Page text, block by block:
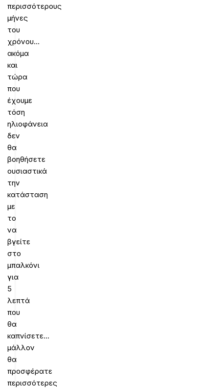
περισσότερους
μήνες
του
χρόνου…
ακόμα
και
τώρα
που
έχουμε
τόση
ηλιοφάνεια
δεν
θα
βοηθήσετε
ουσιαστικά
την
κατάσταση
με
το
να
βγείτε
στο
μπαλκόνι
για
5
λεπτά
που
θα
καπνίσετε…
μάλλον
θα
προσφέρατε
περισσότερες